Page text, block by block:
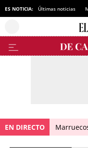
ES NOTICIA: Últimas noticias
EN DIRECTO